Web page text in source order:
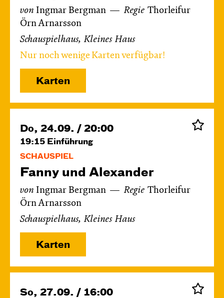
von Ingmar Bergman Regie Thorleifur
Örn Arnarsson
Schauspielhaus, Kleines Haus
Nur noch wenige Karten verfügbar!
Karten
Do, 24.09. / 20:00
19:15 Einführung
SCHAUSPIEL
Fanny und Alexander
von Ingmar Bergman Regie Thorleifur
Örn Arnarsson
Schauspielhaus, Kleines Haus
Karten
So, 27.09. / 16:00